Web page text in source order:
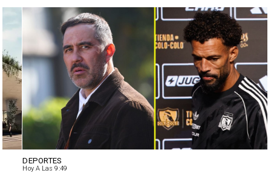
DEPORTES
Hoy A Las 9:49